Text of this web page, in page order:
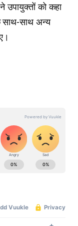
उपायुक्तों को कहा
साथ-साथ अन्य